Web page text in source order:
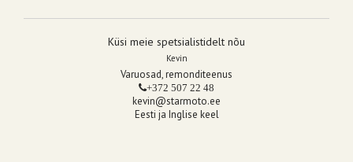
Küsi meie spetsialistidelt nõu
Kevin
Varuosad, remonditeenus
+372 507 22 48
kevin@starmoto.ee
Eesti ja Inglise keel